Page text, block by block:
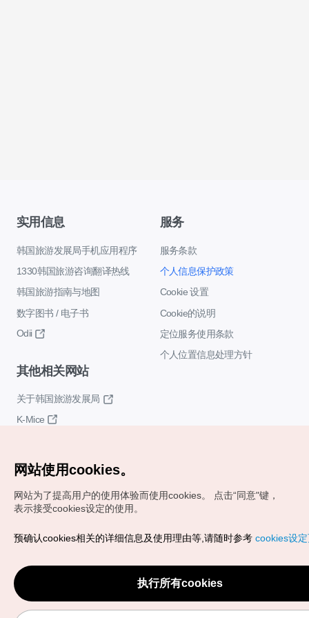
实用信息
韩国旅游发展局手机应用程序
1330韩国旅游咨询翻译热线
韩国旅游指南与地图
数字图书 / 电子书
Odii
服务
服务条款
个人信息保护政策
Cookie 设置
Cookie的说明
定位服务使用条款
个人位置信息处理方针
其他相关网站
关于韩国旅游发展局
K-Mice
Copyrights (c) 韩国旅游发展局版权所有
VISITKOREA官方邮箱
chnsim@knto.or.kr
网站使用cookies。
网站为了提高用户的使用体验而使用cookies。
点击“同意"键，
表示接受cookies设定的使用。
预确认cookies相关的详细信息及使用理由等,请随时参考 cookies设
执行所有cookies